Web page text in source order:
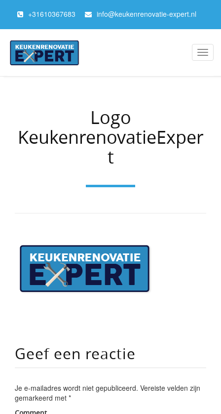
+31610367683 info@keukenrenovatie-expert.nl
Logo
KeukenrenovatieExper
t
Geef een reactie
Je e-mailadres wordt niet gepubliceerd. Vereiste velden zijn
gemarkeerd met *